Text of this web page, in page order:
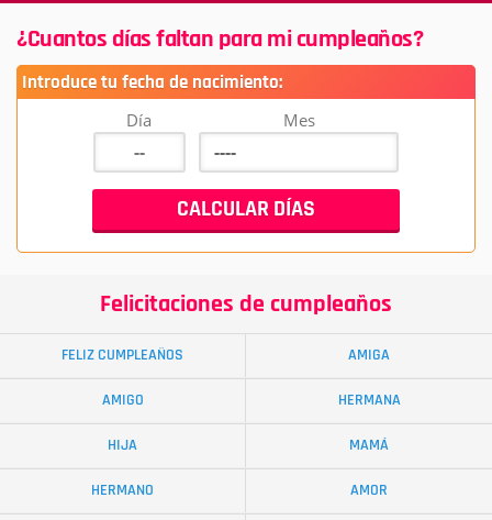
¿Cuantos días faltan para mi cumpleaños?
Introduce tu fecha de nacimiento:
Día Mes
Felicitaciones de cumpleaños
FELIZ CUMPLEAÑOS AMIGA
AMIGO HERMANA
HIJA MAMÁ
HERMANO AMOR